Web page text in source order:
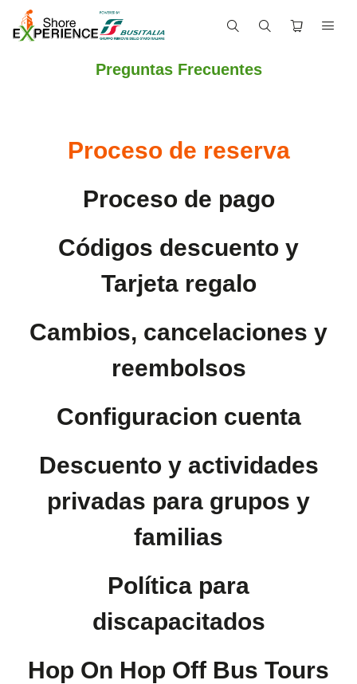
Preguntas Frecuentes
Proceso de reserva
Proceso de pago
Códigos descuento y
Tarjeta regalo
Cambios, cancelaciones y
reembolsos
Configuracion cuenta
Descuento y actividades
privadas para grupos y
familias
Política para
discapacitados
Hop On Hop Off Bus Tours